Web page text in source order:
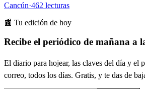
Cancún·462 lecturas
📰 Tu edición de hoy
Recibe el periódico de mañana a
El diario para hojear, las claves del día y el
correo, todos los días. Gratis, y te das de